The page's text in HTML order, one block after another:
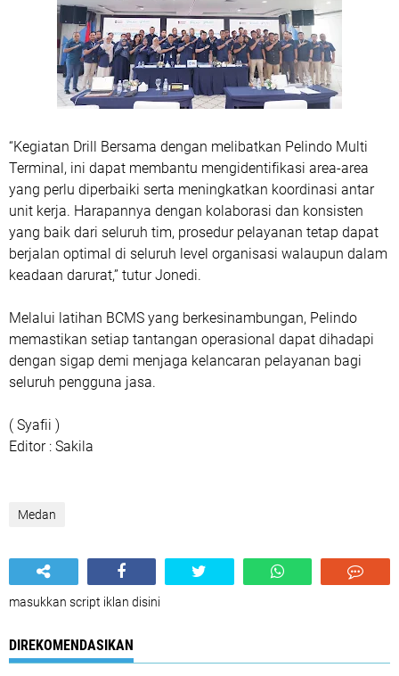
“Kegiatan Drill Bersama dengan melibatkan Pelindo Multi
Terminal, ini dapat membantu mengidentifikasi area-area
yang perlu diperbaiki serta meningkatkan koordinasi antar
unit kerja. Harapannya dengan kolaborasi dan konsisten
yang baik dari seluruh tim, prosedur pelayanan tetap dapat
berjalan optimal di seluruh level organisasi walaupun dalam
keadaan darurat,” tutur Jonedi.
Melalui latihan BCMS yang berkesinambungan, Pelindo
memastikan setiap tantangan operasional dapat dihadapi
dengan sigap demi menjaga kelancaran pelayanan bagi
seluruh pengguna jasa.
( Syafii )
Editor : Sakila
Medan
masukkan script iklan disini
DIREKOMENDASIKAN